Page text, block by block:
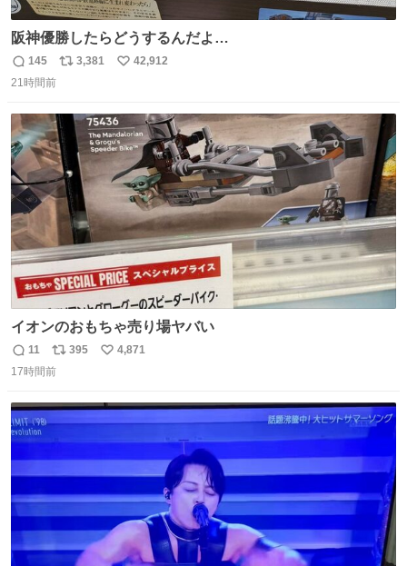
阪神優勝したらどうするんだよ…
返
信
145
リ
ト
数
3,381
い
数
42,912
21時間前
イオンのおもちゃ売り場ヤバい
返
信
11
リ
ポ
ト
395
い
数
4,871
17時間前